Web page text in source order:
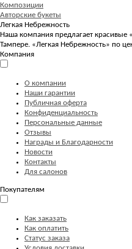
Композиции
Авторские букеты
Легкая Небрежность
Наша компания предлагает красивые
Тампере. «Легкая Небрежность» по
Компания
О компании
Наши гарантии
Публичная оферта
Конфиденциальность
Персональные данные
Отзывы
Награды и Благодарности
Новости
Контакты
Для салонов
Покупателям
Как заказать
Как оплатить
Статус заказа